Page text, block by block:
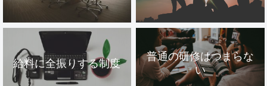
給料に全振りする制度
普通の研修はつまらな
い